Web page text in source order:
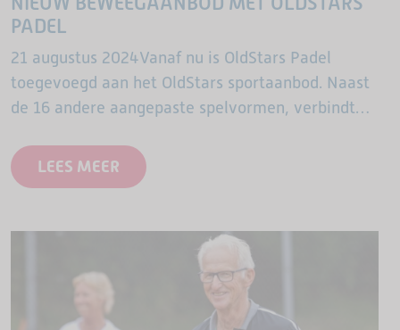
PADEL
21 augustus 2024Vanaf nu is OldStars Padel
toegevoegd aan het OldStars sportaanbod. Naast
de 16 andere aangepaste spelvormen, verbindt
ouder te worden en een leven…
LEES MEER